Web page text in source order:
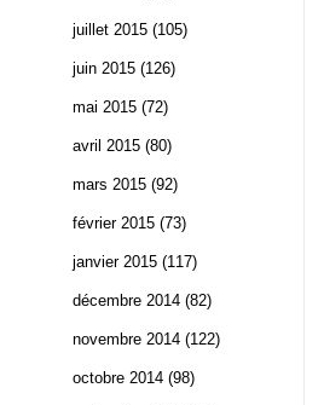
juillet 2015 (105)
juin 2015 (126)
mai 2015 (72)
avril 2015 (80)
mars 2015 (92)
février 2015 (73)
janvier 2015 (117)
décembre 2014 (82)
novembre 2014 (122)
octobre 2014 (98)